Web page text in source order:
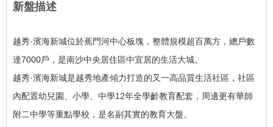
新盤描述
越秀·濱海新城位於蕉門河中心板塊，整體規模超百萬方，總戶數
達7000戶，是南沙中央居住區中宜居的生活大城。
越秀·濱海新城是越秀地產傾力打造的又一高品質生活社區，社區
內配置幼兒園、小學、中學12年全學齡教育配套，周邊更有華師
附二中學等重點學校，是名副其實的教育大盤。